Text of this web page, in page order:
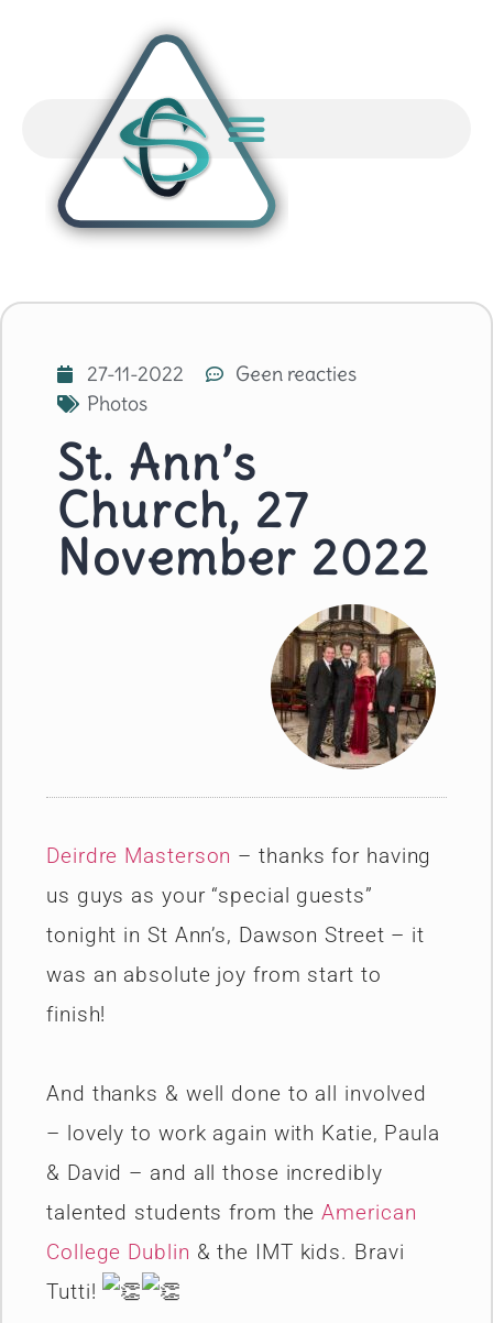
27-11-2022
Geen reacties
Photos
St. Ann’s
Church, 27
November 2022
Deirdre Masterson – thanks for having
us guys as your “special guests”
tonight in St Ann’s, Dawson Street – it
was an absolute joy from start to
finish!
And thanks & well done to all involved
– lovely to work again with Katie, Paula
& David – and all those incredibly
talented students from theAmerican
College Dublin & the IMT kids. Bravi
Tutti!